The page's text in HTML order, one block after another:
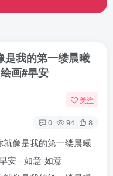
是我的第一缕晨曦
画#早安
关注
0 94 8